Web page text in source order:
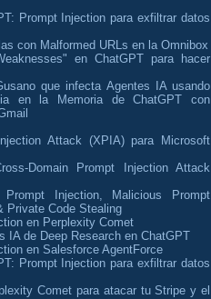
Prompt Injection para exfiltrar datos
con Malformed URLs en la Omnibox
en ChatGPT para hacer
que infecta Agentes IA usando
en la Memoria de ChatGPT con
Attack (XPIA) para Microsoft
Domain Prompt Injection Attack
Injection, Malicious Prompt
Private Code Stealing
en Perplexity Comet
IA de Deep Research en ChatGPT
en Salesforce AgentForce
Prompt Injection para exfiltrar datos
Comet para atacar tu Stripe y el